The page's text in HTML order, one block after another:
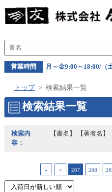
営業時間 月～金9:00～18:00/（
トップ 検索結果一覧
検索結果一覧
検索内
容：
【書名】 【著者名
« < 267 268